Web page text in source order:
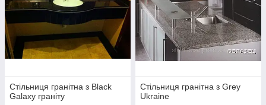
Стільниця гранітна з Black
Galaxy граніту
Стільниця гранітна з Grey
Ukraine